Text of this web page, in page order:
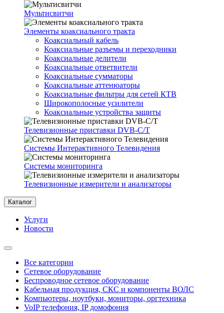
Мультисвитчи
Элементы коаксиального тракта
Коаксиальный кабель
Коаксиальные разъемы и переходники
Коаксиальные делители
Коаксиальные ответвители
Коаксиальные сумматоры
Коаксиальные аттенюаторы
Коаксиальные фильтры для сетей КТВ
Широкополосные усилители
Коаксиальные устройства защиты
Телевизионные приставки DVB-C/T
Системы Интерактивного Телевидения
Системы мониторинга
Телевизионные измерители и анализаторы
Каталог
Услуги
Новости
Все категории
Сетевое оборудование
Беспроводное сетевое оборудование
Кабельная продукция, СКС и компоненты ВОЛС
Компьютеры, ноутбуки, мониторы, оргтехника
VoIP телефония, IP домофония